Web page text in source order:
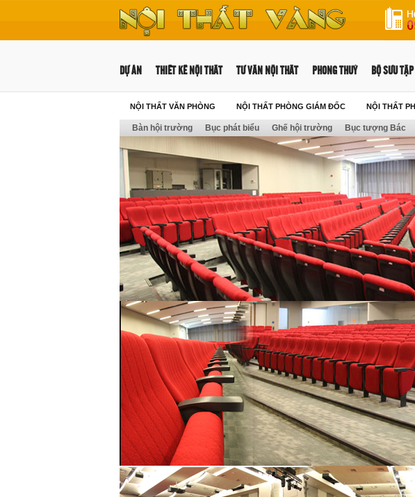
DỰ ÁN THIẾT KẾ NỘI THẤT TƯ VẤN NỘI THẤT PHONG THUỶ BỘ SƯU TẬP
NỘI THẤT VĂN PHÒNG NỘI THẤT PHÒNG GIÁM ĐỐC NỘI THẤT
Bàn hội trường Bục phát biểu Ghế hội trường Bục tượng Bác